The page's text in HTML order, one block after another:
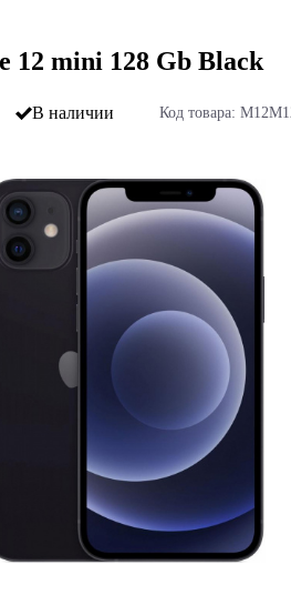
12 mini 128 Gb Black
В наличии Код товара: